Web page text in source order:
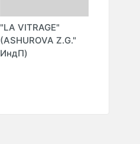
"LA VITRAGE"
(ASHUROVA Z.G."
ИндП)